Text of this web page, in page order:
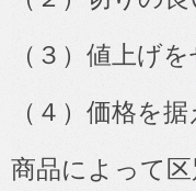
（３）値上げ
（４）価格を据
商品によって